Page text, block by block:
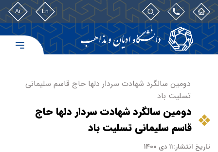
En
Ar
دومین سالگرد شهادت سردار دلها حاج قاسم سلیمانی
تسلیت باد
دومین سالگرد شهادت سردار دلها حاج
قاسم سلیمانی تسلیت باد
تاریخ انتشار:۱۱ دی ۱۴۰۰